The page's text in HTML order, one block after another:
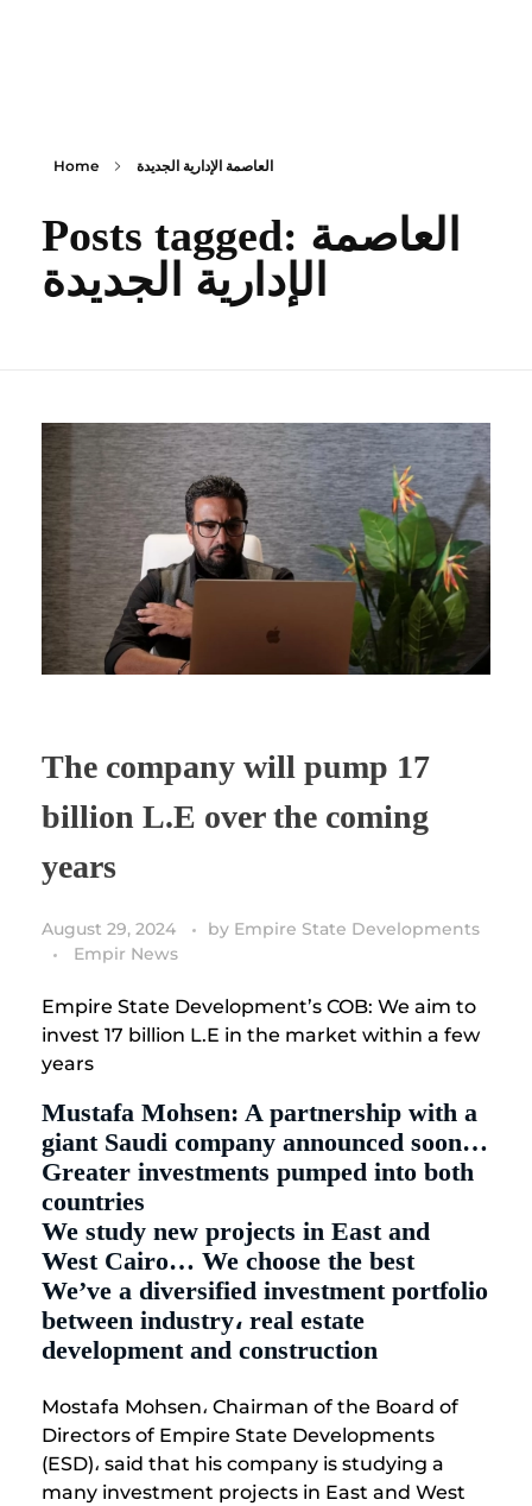
Home العاصمة الإدارية الجديدة
Posts tagged: العاصمة
الإدارية الجديدة
The company will pump 17
billion L.E over the coming
years
August 29, 2024 by Empire State Developments
Empir News
Empire State Development’s COB: We aim to
invest 17 billion L.E in the market within a few
years
Mustafa Mohsen: A partnership with a
giant Saudi company announced soon…
Greater investments pumped into both
countries
We study new projects in East and
West Cairo… We choose the best
We’ve a diversified investment portfolio
between industry، real estate
development and construction
Mostafa Mohsen، Chairman of the Board of
Directors of Empire State Developments
(ESD)، said that his company is studying a
many investment projects in East and West